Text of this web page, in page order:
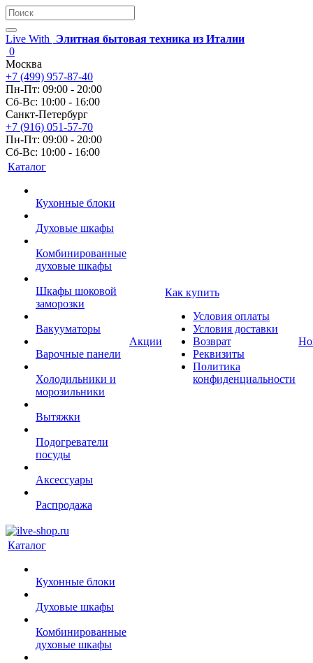
Live With
Элитная бытовая техника из Италии
0
Москва
+7 (499) 957-87-40
Пн-Пт: 09:00 - 20:00
Сб-Вс: 10:00 - 16:00
Санкт-Петербург
+7 (916) 051-57-70
Пн-Пт: 09:00 - 20:00
Сб-Вс: 10:00 - 16:00
Каталог
Кухонные блоки
Духовые шкафы
Комбинированные
духовые шкафы
Шкафы шоковой
заморозки
Вакууматоры
Варочные панели
Холодильники и
морозильники
Вытяжки
Подогреватели
посуды
Аксессуары
Распродажа
Акции
Как купить
Условия оплаты
Условия доставки
Возврат
Реквизиты
Политика
конфиденциальности
Каталог
Кухонные блоки
Духовые шкафы
Комбинированные
духовые шкафы